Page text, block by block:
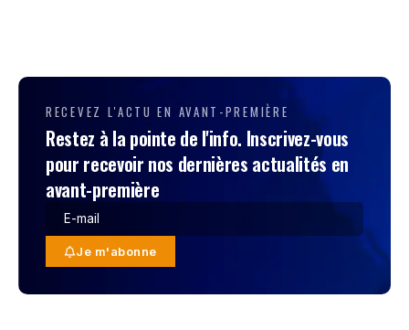
RECEVEZ L'ACTU EN AVANT-PREMIÈRE
Restez à la pointe de l'info. Inscrivez-vous
pour recevoir nos dernières actualités en
avant-première
Je m'abonne